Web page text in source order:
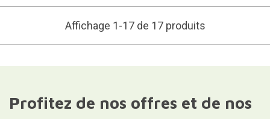
Affichage 1-17 de 17 produits
Profitez de nos offres et de nos